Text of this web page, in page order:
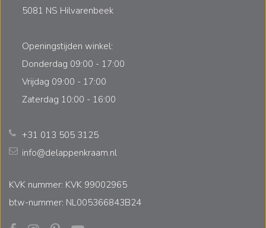
5081 NS Hilvarenbeek
Openingstijden winkel:
Donderdag 09:00 - 17:00
Vrijdag 09:00 - 17:00
Zaterdag 10:00 - 16:00
+31 013 505 3125
info@delappenkraam.nl
KVK nummer: KVK 99002965
btw-nummer: NL005366843B24